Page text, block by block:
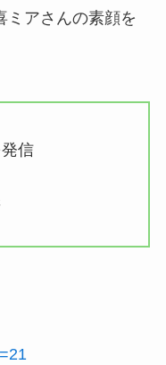
ミアさんの素顔を
信